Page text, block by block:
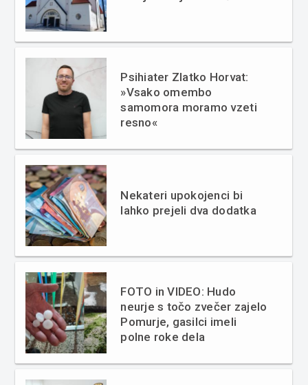
Psihiater Zlatko Horvat:
»Vsako omembo
samomora moramo vzeti
resno«
Nekateri upokojenci bi
lahko prejeli dva dodatka
FOTO in VIDEO: Hudo
neurje s točo zvečer zajelo
Pomurje, gasilci imeli
polne roke dela